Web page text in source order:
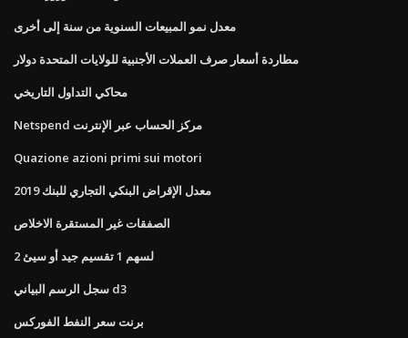
معدل نمو المبيعات السنوية من سنة إلى أخرى
مطاردة أسعار صرف العملات الأجنبية للولايات المتحدة دولار
محاكي التداول التاريخي
Netspend مركز الحساب عبر الإنترنت
Quazione azioni primi sui motori
معدل الإقراض البنكي التجاري للبنك 2019
الصفقات غير المستقرة الاخلاص
2 لسهم 1 تقسيم جيد أو سيئ
سجل الرسم البياني d3
برنت سعر النفط الفوركس